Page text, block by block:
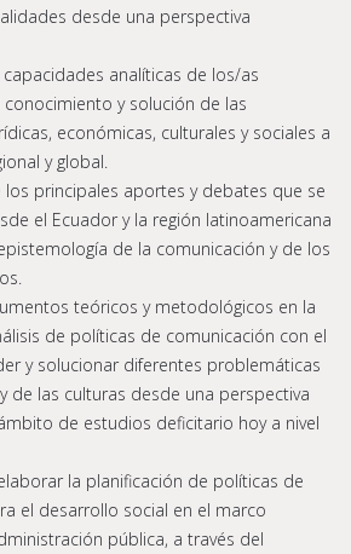
desde una perspectiva
analíticas de los/as
y solución de las
económicas, culturales y sociales a
y global.
principales aportes y debates que se
el Ecuador y la región latinoamericana
de la comunicación y de los
teóricos y metodológicos en la
de políticas de comunicación con el
y solucionar diferentes problemáticas
de las culturas desde una perspectiva
de estudios deficitario hoy a nivel
la planificación de políticas de
el desarrollo social en el marco
pública, a través del